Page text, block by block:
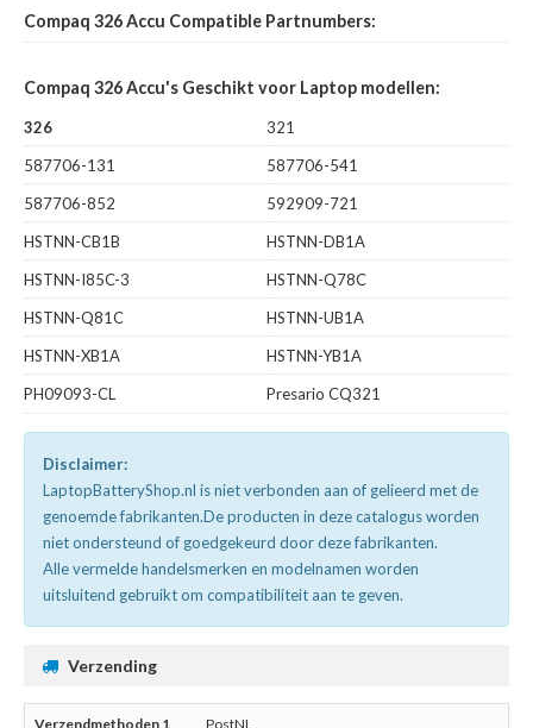
Compaq 326 Accu Compatible Partnumbers:
Compaq 326 Accu's Geschikt voor Laptop modellen:
326
321
587706-131
587706-541
587706-852
592909-721
HSTNN-CB1B
HSTNN-DB1A
HSTNN-I85C-3
HSTNN-Q78C
HSTNN-Q81C
HSTNN-UB1A
HSTNN-XB1A
HSTNN-YB1A
PH09093-CL
Presario CQ321
Disclaimer:
LaptopBatteryShop.nl is niet verbonden aan of gelieerd met de
genoemde fabrikanten.De producten in deze catalogus worden
niet ondersteund of goedgekeurd door deze fabrikanten.
Alle vermelde handelsmerken en modelnamen worden
uitsluitend gebruikt om compatibiliteit aan te geven.
Verzending
PostNL